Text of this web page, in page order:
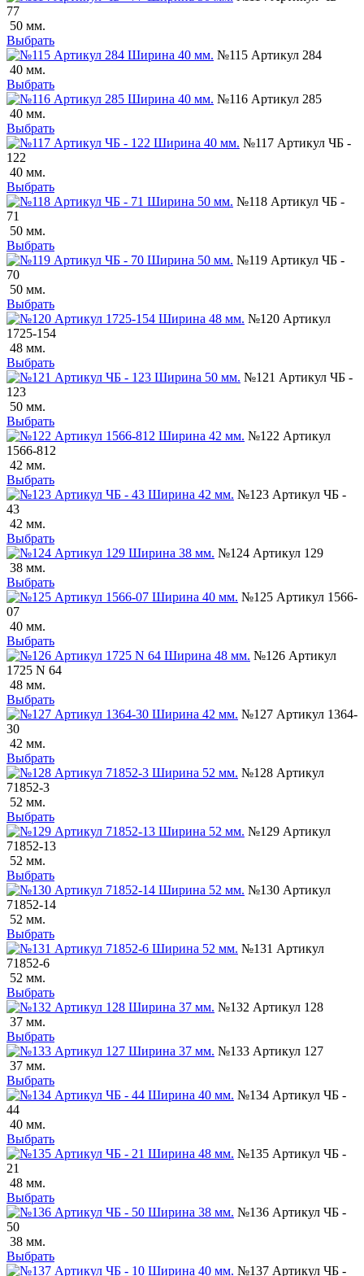
77
50 мм.
Выбрать
№115 Артикул 284
40 мм.
Выбрать
№116 Артикул 285
40 мм.
Выбрать
№117 Артикул ЧБ -
122
40 мм.
Выбрать
№118 Артикул ЧБ -
71
50 мм.
Выбрать
№119 Артикул ЧБ -
70
50 мм.
Выбрать
№120 Артикул
1725-154
48 мм.
Выбрать
№121 Артикул ЧБ -
123
50 мм.
Выбрать
№122 Артикул
1566-812
42 мм.
Выбрать
№123 Артикул ЧБ -
43
42 мм.
Выбрать
№124 Артикул 129
38 мм.
Выбрать
№125 Артикул 1566-
07
40 мм.
Выбрать
№126 Артикул
1725 N 64
48 мм.
Выбрать
№127 Артикул 1364-
30
42 мм.
Выбрать
№128 Артикул
71852-3
52 мм.
Выбрать
№129 Артикул
71852-13
52 мм.
Выбрать
№130 Артикул
71852-14
52 мм.
Выбрать
№131 Артикул
71852-6
52 мм.
Выбрать
№132 Артикул 128
37 мм.
Выбрать
№133 Артикул 127
37 мм.
Выбрать
№134 Артикул ЧБ -
44
40 мм.
Выбрать
№135 Артикул ЧБ -
21
48 мм.
Выбрать
№136 Артикул ЧБ -
50
38 мм.
Выбрать
№137 Артикул ЧБ -